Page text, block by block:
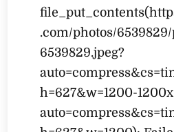
.com/photos/
6539829.jpeg?
h=627&w=1200-